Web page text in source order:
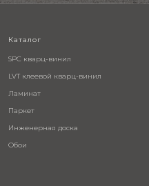
Каталог
SPC кварц-винил
LVT клеевой кварц-винил
Ламинат
Паркет
Инженерная доска
Обои